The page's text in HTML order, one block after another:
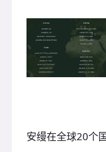
安缦在全球20个国